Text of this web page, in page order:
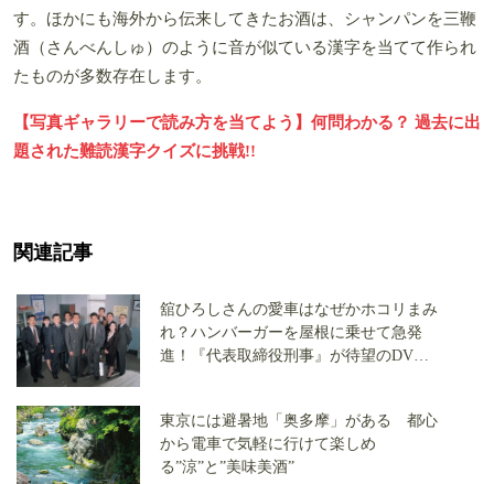
す。ほかにも海外から伝来してきたお酒は、シャンパンを三鞭
酒（さんべんしゅ）のように音が似ている漢字を当てて作られ
たものが多数存在します。
【写真ギャラリーで読み方を当てよう】何問わかる？ 過去に出
題された難読漢字クイズに挑戦!!
関連記事
舘ひろしさんの愛車はなぜかホコリまみ
れ？ハンバーガーを屋根に乗せて急発
進！『代表取締役刑事』が待望のDVD
東京には避暑地「奥多摩」がある 都心
から電車で気軽に行けて楽しめ
る”涼”と”美味美酒”